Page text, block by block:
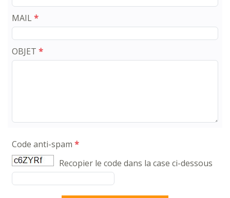
MAIL*
OBJET*
Code anti-spam*
Recopier le code dans la case ci-dessous